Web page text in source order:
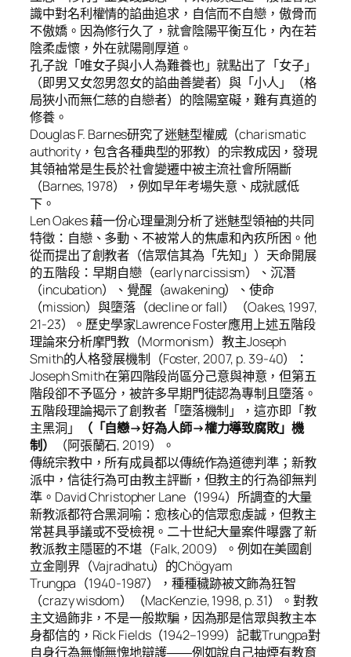
識中對名利權情的諂曲追求，自信而不自戀，傲骨而
不傲嬌。因為修行久了，就會陰陽平衡互化，內在若
陰柔虛懷，外在就陽剛厚道。
孔子說「唯女子與小人為難養也」就點出了「女子」
（即男又女忽男忽女的諂曲善變者）與「小人」（格
局狹小而無仁慈的自戀者）的陰陽窒礙，難有真道的
修養。
Douglas F. Barnes研究了迷魅型權威（charismatic
authority，包含各種典型的邪教）的宗教成因，發現
其領袖常是生長於社會變遷中被主流社會所隔斷
（Barnes, 1978），例如早年考場失意、成就感低
下。
Len Oakes 藉一份心理量測分析了迷魅型領袖的共同
特徵：自戀、多動、不被常人的焦慮和內疚所困。他
從而提出了創教者（信眾信其為「先知」）天命開展
的五階段：早期自戀（early narcissism）、沉潛
（incubation）、覺醒（awakening）、使命
（mission）與墮落（decline or fall）（Oakes, 1997,
21-23）。歷史學家Lawrence Foster應用上述五階段
理論來分析摩門教（Mormonism）教主Joseph
Smith的人格發展機制（Foster, 2007, p. 39-40）：
Joseph Smith在第四階段尚區分己意與神意，但第五
階段卻不予區分，被許多早期門徒認為專制且墮落。
五階段理論揭示了創教者「墮落機制」，這亦即「教
主黑洞」
（「自戀→好為人師→權力導致腐敗」機
制）
（阿張蘭石, 2019）。
傳統宗教中，所有成員都以傳統作為道德判準；新教
派中，信徒行為可由教主評斷，但教主的行為卻無判
準。David Christopher Lane（1994）所調查的大量
新教派都符合黑洞喻：愈核心的信眾愈虔誠，但教主
常甚具爭議或不受檢視。二十世紀大量案件曝露了新
教派教主隱匿的不堪（Falk, 2009）。例如在美國創
立金剛界（Vajradhatu）的Chögyam
Trungpa（1940-1987），種種穢跡被文飾為狂智
（crazy wisdom）（MacKenzie, 1998, p. 31）。對教
主文過飾非，不是一般欺騙，因為那是信眾與教主本
身都信的，Rick Fields（1942–1999）記載Trungpa對
自身行為無慚無愧地辯護――例如說自己抽煙有教育